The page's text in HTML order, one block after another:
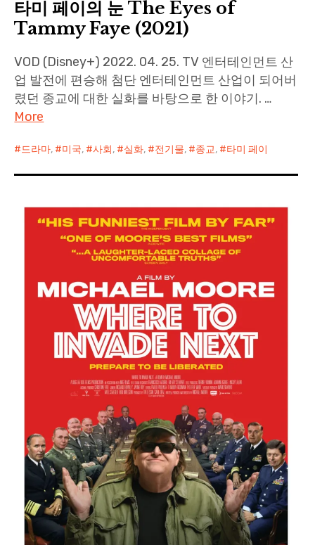
타미 페이의 눈 The Eyes of
Tammy Faye (2021)
VOD (Disney+) 2022. 04. 25. TV 엔터테인먼트 산
업 발전에 편승해 첨단 엔터테인먼트 산업이 되어버
렸던 종교에 대한 실화를 바탕으로 한 이야기. …
More
드라마, 미국, 사회, 실화, 전기물, 종교, 타미 페이